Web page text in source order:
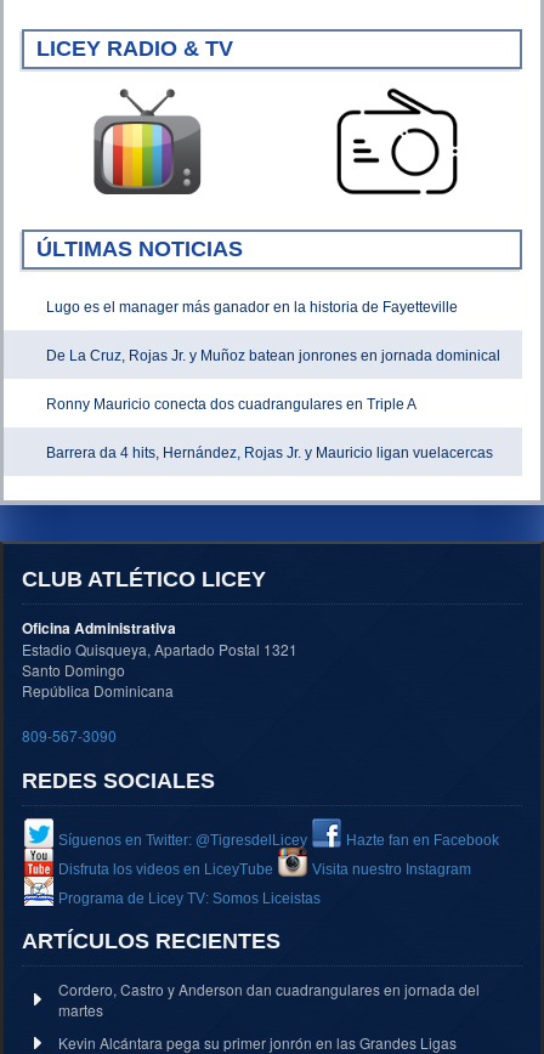
LICEY RADIO & TV
ÚLTIMAS NOTICIAS
Lugo es el manager más ganador en la historia de Fayetteville
De La Cruz, Rojas Jr. y Muñoz batean jonrones en jornada dominical
Ronny Mauricio conecta dos cuadrangulares en Triple A
Barrera da 4 hits, Hernández, Rojas Jr. y Mauricio ligan vuelacercas
CLUB ATLÉTICO LICEY
Oficina Administrativa
Estadio Quisqueya, Apartado Postal 1321
Santo Domingo
República Dominicana
809-567-3090
REDES SOCIALES
Síguenos en Twitter: @TigresdelLicey
Hazte fan en Facebook
Disfruta los videos en LiceyTube
Visita nuestro Instagram
Programa de Licey TV: Somos Liceistas
ARTÍCULOS RECIENTES
Cordero, Castro y Anderson dan cuadrangulares en jornada del
martes
Kevin Alcántara pega su primer jonrón en las Grandes Ligas